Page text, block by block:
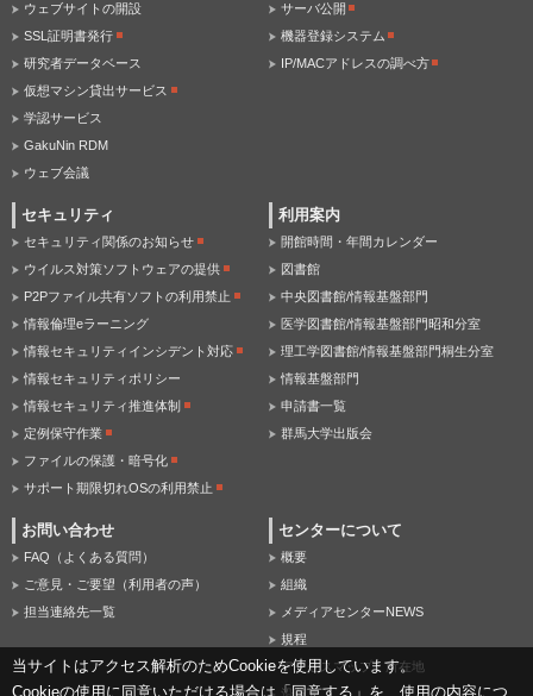
ウェブサイトの開設
SSL証明書発行
研究者データベース
仮想マシン貸出サービス
学認サービス
GakuNin RDM
ウェブ会議
サーバ公開
機器登録システム
IP/MACアドレスの調べ方
セキュリティ
セキュリティ関係のお知らせ
ウイルス対策ソフトウェアの提供
P2Pファイル共有ソフトの利用禁止
情報倫理eラーニング
情報セキュリティインシデント対応
情報セキュリティポリシー
情報セキュリティ推進体制
定例保守作業
ファイルの保護・暗号化
サポート期限切れOSの利用禁止
利用案内
開館時間・年間カレンダー
図書館
中央図書館/情報基盤部門
医学図書館/情報基盤部門昭和分室
理工学図書館/情報基盤部門桐生分室
情報基盤部門
申請書一覧
群馬大学出版会
お問い合わせ
FAQ（よくある質問）
ご意見・ご要望（利用者の声）
担当連絡先一覧
センターについて
概要
組織
メディアセンターNEWS
規程
アクセスマップ・所在地
当サイトはアクセス解析のためCookieを使用しています。
Cookieの使用に同意いただける場合は「同意する」を、使用の内容につ